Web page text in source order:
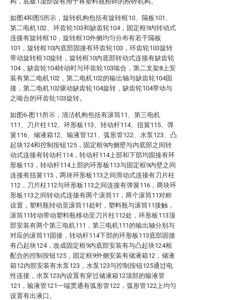
如图4和图5所示，旋转机构包括有旋转框10、隔板101、
第二电机102、环齿轮103和缺齿轮104，固定框9内转动式
连接有旋转框10，旋转框10外侧均匀分布有若干隔板
101，旋转框10内底部固接有环齿轮103，环齿轮103旋转
带动旋转框10旋转，旋转框10内底部转动式连接有缺齿轮
104，缺齿轮104转动时与环齿轮103啮合，第二支架8上安
装有第二电机102，第二电机102的输出轴与缺齿轮104固
接，第二电机102驱动缺齿轮104旋转，缺齿轮104带动与
之啮合的环齿轮103旋转。
如图6-图11所示，清洁机构包括有滚筒11、第三电机
111、刀片柱112、环形板113、转动杆114、扭簧115、弹
簧116、储液箱12、输液管121、弧形管122、水泵123、凸
起块124和控制按钮125，固定框9内侧壁与内底部之间转
动式连接有转动杆114，转动杆114上部和下部均固接有环
形板113，转动杆114上部的环形板113与固定框9内壁之间
连接有扭簧115，两块环形板113之间滑动式连接有刀片柱
112，刀片柱112与环形板113之间连接有弹簧116，两块环
形板113之间转动式连接有两个滚筒11，两个滚筒11对称
设置，塑料瓶转动至滚筒11处时，塑料瓶与滚筒11接触，
滚筒11转动带动塑料瓶移动至刀片柱112处，环形板113顶
部安装有两个第三电机111，第三电机111的输出轴分别与
对应的滚筒11固接，转动杆114下部的环形板113底部固接
有凸起块124，改成固定框9内底部安装有与凸起块124相
配合的控制按钮125，固定框9外侧安装有储液箱12，储液
箱12内部安装有水泵123，水泵123与控制按钮125通过电
性连接，水泵123内设置有穿过储液箱12顶部的输液管
121，输液管121一端贯通有弧形管122，弧形管122上均匀
设置有出液口。